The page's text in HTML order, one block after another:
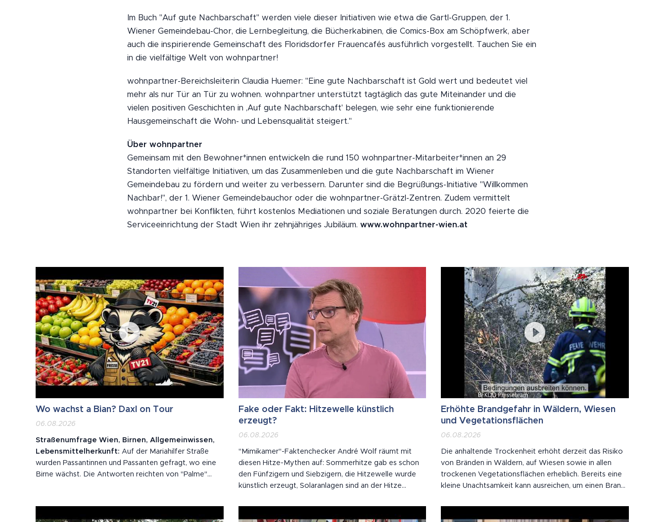
Im Buch "Auf gute Nachbarschaft" werden viele dieser Initiativen wie etwa die Gartl-Gruppen, der 1.
Wiener Gemeindebau-Chor, die Lernbegleitung, die Bücherkabinen, die Comics-Box am Schöpfwerk, aber
auch die inspirierende Gemeinschaft des Floridsdorfer Frauencafés ausführlich vorgestellt. Tauchen Sie ein
in die vielfältige Welt von wohnpartner!
wohnpartner-Bereichsleiterin Claudia Huemer: "Eine gute Nachbarschaft ist Gold wert und bedeutet viel
mehr als nur Tür an Tür zu wohnen. wohnpartner unterstützt tagtäglich das gute Miteinander und die
vielen positiven Geschichten in ,Auf gute Nachbarschaft' belegen, wie sehr eine funktionierende
Hausgemeinschaft die Wohn- und Lebensqualität steigert."
Über wohnpartner
Gemeinsam mit den Bewohner*innen entwickeln die rund 150 wohnpartner-Mitarbeiter*innen an 29
Standorten vielfältige Initiativen, um das Zusammenleben und die gute Nachbarschaft im Wiener
Gemeindebau zu fördern und weiter zu verbessern. Darunter sind die Begrüßungs-Initiative "Willkommen
Nachbar!", der 1. Wiener Gemeindebauchor oder die wohnpartner-Grätzl-Zentren. Zudem vermittelt
wohnpartner bei Konflikten, führt kostenlos Mediationen und soziale Beratungen durch. 2020 feierte die
Serviceeinrichtung der Stadt Wien ihr zehnjähriges Jubiläum. www.wohnpartner-wien.at
Wo wachst a Bian? Daxl on Tour
06.08.2026
Straßenumfrage Wien, Birnen, Allgemeinwissen,
Lebensmittelherkunft: Auf der Mariahilfer Straße
wurden Passantinnen und Passanten gefragt, wo eine
Birne wächst. Die Antworten reichten von "Palme"
Birnbaum gibt.
Fake oder Fakt: Hitzewelle künstlich
erzeugt?
06.08.2026
"Mimikamer"-Faktenchecker André Wolf räumt mit
diesen Hitze-Mythen auf: Sommerhitze gab es schon
den Fünfzigern und Siebzigern, die Hitzewelle wurde
künstlich erzeugt, Solaranlagen sind an der Hitze
Erhöhte Brandgefahr in Wäldern, Wiesen
und Vegetationsflächen
06.08.2026
Die anhaltende Trockenheit erhöht derzeit das Risiko
von Bränden in Wäldern, auf Wiesen sowie in allen
trockenen Vegetationsflächen erheblich. Bereits eine
kleine Unachtsamkeit kann ausreichen, um einen Brand
bereits mehrfach vorgekommen ist, kam es zu
mehreren Bränden auf Wiesen, Feldern und in...